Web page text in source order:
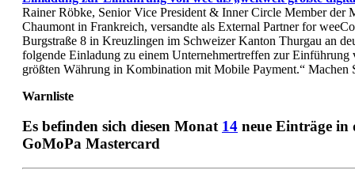
Rainer Röbke, Senior Vice President & Inner Circle Member der
Chaumont in Frankreich, versandte als External Partner for
Burgstraße 8 in Kreuzlingen im Schweizer Kanton Thurgau an
folgende Einladung zu einem Unternehmertreffen zur
größten Währung in Kombination mit Mobile Payment.“ Machen
Warnliste
Es befinden sich diesen Monat 14 neue Einträge
GoMoPa Mastercard